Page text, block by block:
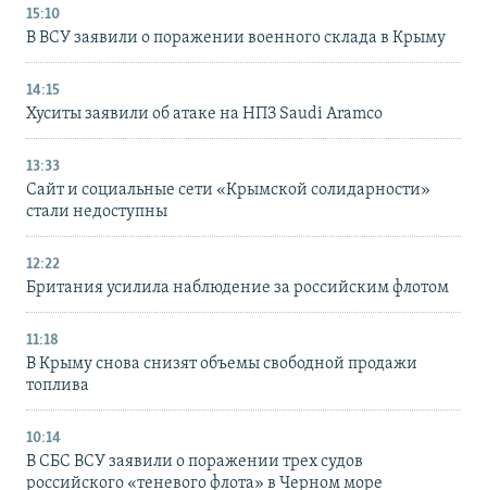
15:10
В ВСУ заявили о поражении военного склада в Крыму
14:15
Хуситы заявили об атаке на НПЗ Saudi Aramco
13:33
Сайт и социальные сети «Крымской солидарности»
стали недоступны
12:22
Британия усилила наблюдение за российским флотом
11:18
В Крыму снова снизят объемы свободной продажи
топлива
10:14
В СБС ВСУ заявили о поражении трех судов
российского «теневого флота» в Черном море